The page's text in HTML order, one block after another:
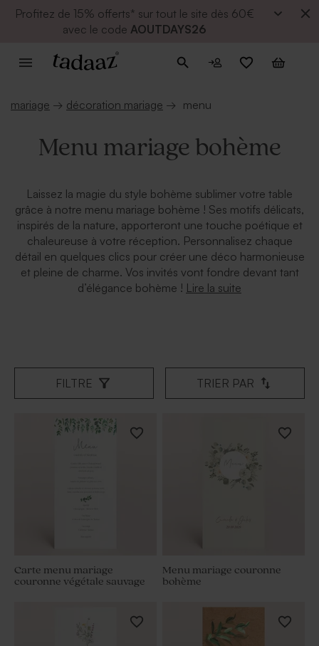
Profitez de 15% offerts* sur tout le site dès 60€
avec le code AOUTDAYS26
mariage → décoration mariage → menu
Menu mariage bohème
Laissez la magie du style bohème sublimer votre table
grâce à notre menu mariage bohème ! Ses motifs délicats,
inspirés de la nature, apporteront une touche poétique et
chaleureuse à votre réception. Personnalisez chaque
détail en quelques clics pour créer une déco harmonieuse
et pleine de charme. Vos invités vont fondre devant tant
d’élégance bohème ! Lire la suite
FILTRE TRIER PAR
Carte menu mariage
couronne végétale sauvage
Menu mariage couronne
bohème